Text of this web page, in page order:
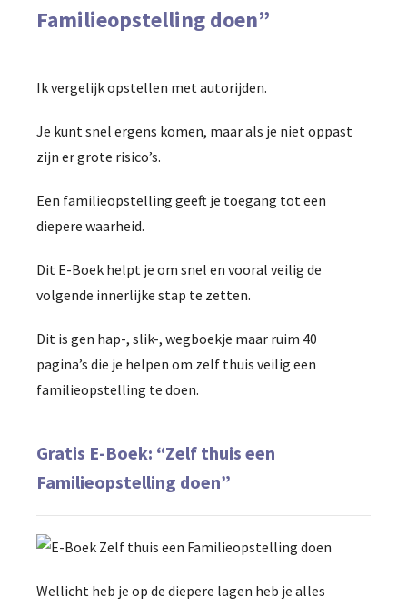
Familieopstelling doen”
Ik vergelijk opstellen met autorijden.
Je kunt snel ergens komen, maar als je niet oppast
zijn er grote risico’s.
Een familieopstelling geeft je toegang tot een
diepere waarheid.
Dit E-Boek helpt je om snel en vooral veilig de
volgende innerlijke stap te zetten.
Dit is gen hap-, slik-, wegboekje maar ruim 40
pagina’s die je helpen om zelf thuis veilig een
familieopstelling te doen.
Gratis E-Boek: “Zelf thuis een
Familieopstelling doen”
Wellicht heb je op de diepere lagen heb je alles